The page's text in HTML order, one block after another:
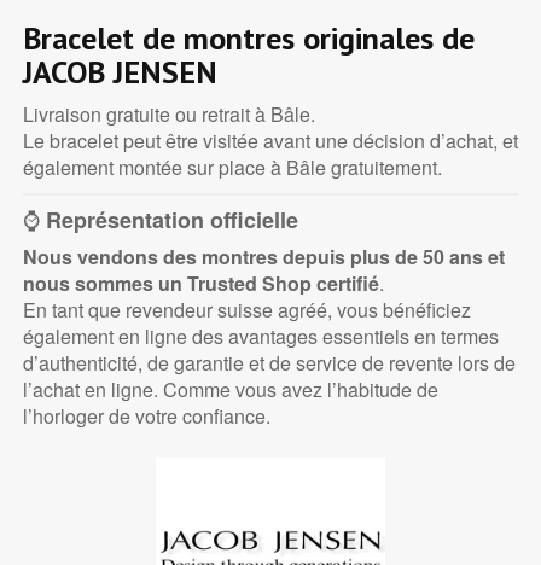
Bracelet de montres originales de
JACOB JENSEN
Livraison gratuite ou retrait à Bâle.
Le bracelet peut être visitée avant une décision d’achat, et
également montée sur place à Bâle gratuitement.
⌚ Représentation officielle
Nous vendons des montres depuis plus de 50 ans et
nous sommes un Trusted Shop certifié.
En tant que revendeur suisse agréé, vous bénéficiez
également en ligne des avantages essentiels en termes
d’authenticité, de garantie et de service de revente lors de
l’achat en ligne. Comme vous avez l’habitude de
l’horloger de votre confiance.